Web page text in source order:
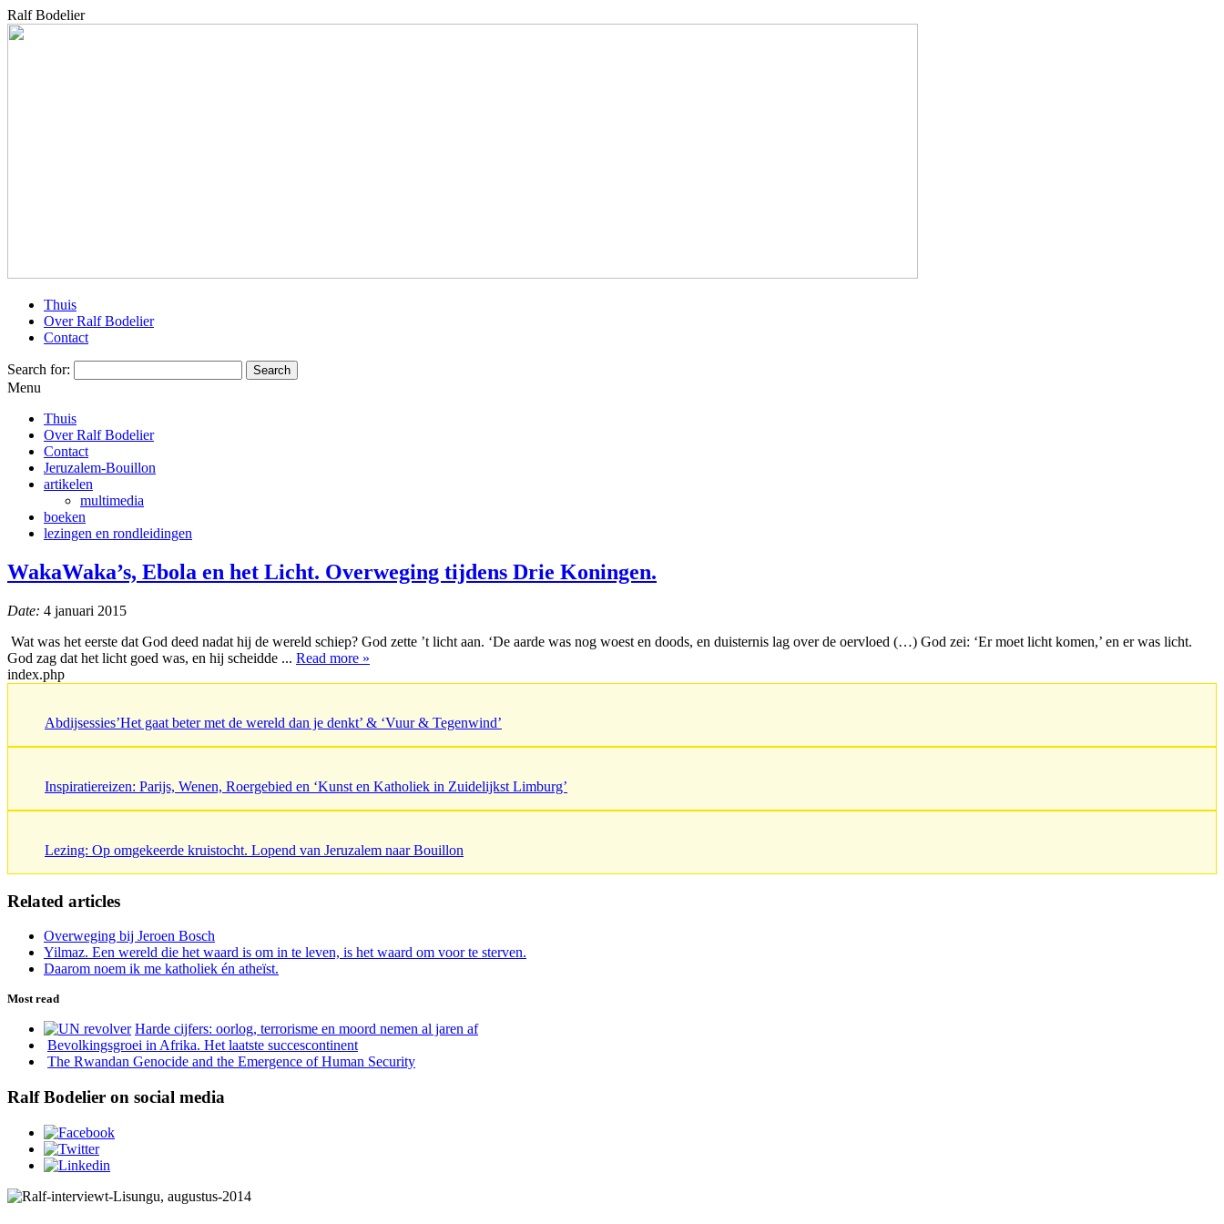
Ralf Bodelier
Thuis
Over Ralf Bodelier
Contact
Search for:
Menu
Thuis
Over Ralf Bodelier
Contact
Jeruzalem-Bouillon
artikelen
multimedia
boeken
lezingen en rondleidingen
WakaWaka’s, Ebola en het Licht. Overweging tijdens Drie Koningen.
Date: 4 januari 2015
Wat was het eerste dat God deed nadat hij de wereld schiep? God zette ’t licht aan. ‘De aarde was nog woest en doods, en duisternis lag over de oervloed (…) God zei: ‘Er moet licht komen,’ en er was licht.
God zag dat het licht goed was, en hij scheidde ... Read more »
index.php
Abdijsessies’Het gaat beter met de wereld dan je denkt’ & ‘Vuur & Tegenwind’
Inspiratiereizen: Parijs, Wenen, Roergebied en ‘Kunst en Katholiek in Zuidelijkst Limburg’
Lezing: Op omgekeerde kruistocht. Lopend van Jeruzalem naar Bouillon
Related articles
Overweging bij Jeroen Bosch
Yilmaz. Een wereld die het waard is om in te leven, is het waard om voor te sterven.
Daarom noem ik me katholiek én atheïst.
Most read
Harde cijfers: oorlog, terrorisme en moord nemen al jaren af
Bevolkingsgroei in Afrika. Het laatste succescontinent
The Rwandan Genocide and the Emergence of Human Security
Ralf Bodelier on social media